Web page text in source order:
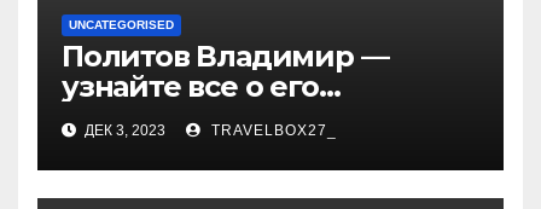
UNCATEGORISED
Политов Владимир —
узнайте все о его
биографии, возрасте и
впечатляющих
достижениях!
ДЕК 3, 2023 TRAVELBOX27_